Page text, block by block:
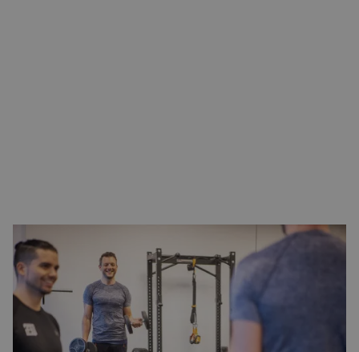
HOU HOUD JE AFVALLEN VOL?
Afvallen op zichzelf is al moeilijk genoeg, maar het afvallen
volhouden is nog een stuk lastiger. De kans is namelijk
aanwezig dat je, wanneer je een aantal kilo’s kwijt bent,
weer terugvalt in je oude patroon. Hierdoor kom je weer